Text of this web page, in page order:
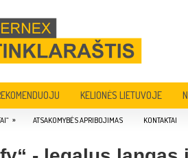
KELIONĖS LIETUVOJE
» ATSAKOMYBĖS APRIBOJIMAS KONTAKTAI